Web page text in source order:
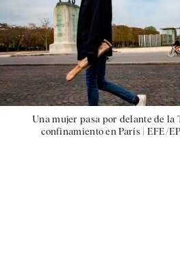
Una mujer pasa por delante de
confinamiento en París | EFE/